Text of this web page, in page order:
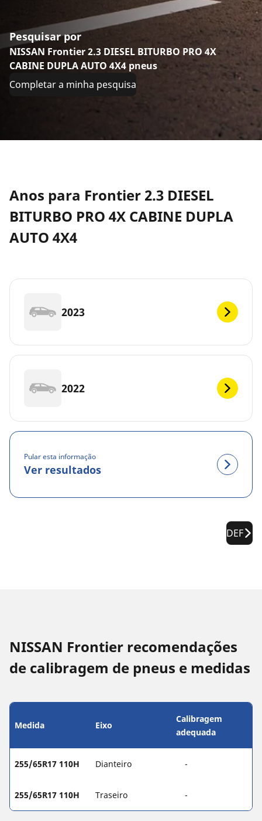
Pesquisar por
NISSAN Frontier 2.3 DIESEL BITURBO PRO 4X
CABINE DUPLA AUTO 4X4 pneus
Completar a minha pesquisa
Anos para Frontier 2.3 DIESEL
BITURBO PRO 4X CABINE DUPLA
AUTO 4X4
2023
2022
Pular esta informação
Ver resultados
DEF
NISSAN Frontier recomendações
de calibragem de pneus e medidas
Medida Eixo
Calibragem
adequada
255/65R17 110H Dianteiro -
255/65R17 110H Traseiro -